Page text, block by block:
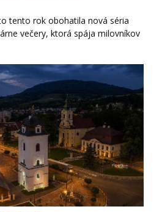
tento rok obohatila nová séria
večery, ktorá spája milovníkov